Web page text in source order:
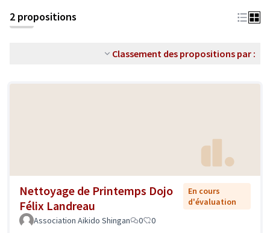
2 propositions
Classement des propositions par :
Nettoyage de Printemps Dojo
Félix Landreau
En cours
d'évaluation
Association Aikido Shingan
0 0